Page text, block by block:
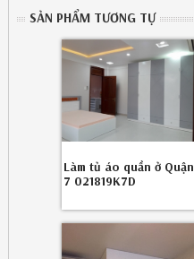
SẢN PHẨM TƯƠNG TỰ
Làm tủ áo quần ở Quận
7 021819K7D